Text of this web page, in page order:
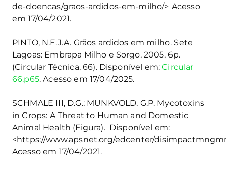
de-doencas/graos-ardidos-em-milho/> Acesso
em 17/04/2021.
PINTO, N.F.J.A. Grãos ardidos em milho. Sete
Lagoas: Embrapa Milho e Sorgo, 2005, 6p.
(Circular Técnica, 66). Disponível em:Circular
66.p65. Acesso em 17/04/2025.
SCHMALE III, D.G.; MUNKVOLD, G.P. Mycotoxins
in Crops: A Threat to Human and Domestic
Animal Health (Figura). Disponível em:
<https://www.apsnet.org/edcenter/
Acesso em 17/04/2021.